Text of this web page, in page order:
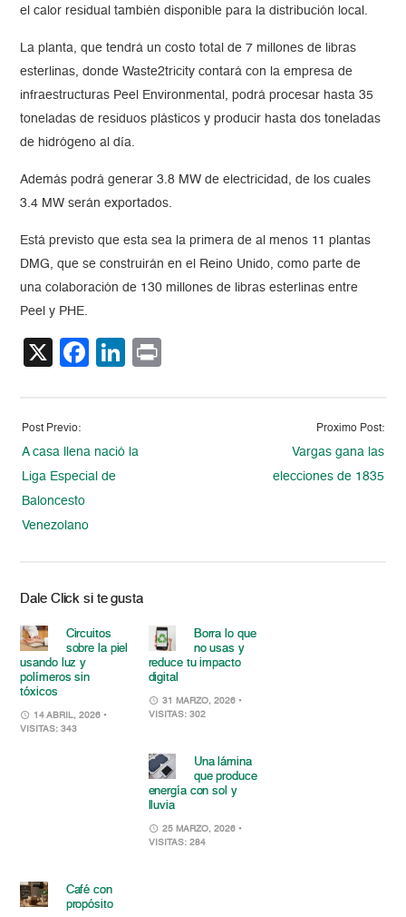
el calor residual también disponible para la distribución local.
La planta, que tendrá un costo total de 7 millones de libras
esterlinas, donde Waste2tricity contará con la empresa de
infraestructuras Peel Environmental, podrá procesar hasta 35
toneladas de residuos plásticos y producir hasta dos toneladas
de hidrógeno al día.
Además podrá generar 3.8 MW de electricidad, de los cuales
3.4 MW serán exportados.
Está previsto que esta sea la primera de al menos 11 plantas
DMG, que se construirán en el Reino Unido, como parte de
una colaboración de 130 millones de libras esterlinas entre
Peel y PHE.
X Facebook
LinkedIn
Post Previo:
A casa llena nació la
Liga Especial de
Baloncesto
Venezolano
Proximo Post:
Vargas gana las
elecciones de 1835
Dale Click si te gusta
Circuitos
sobre la piel
usando luz y
polímeros sin
tóxicos
14 ABRIL, 2026 •
VISITAS: 343
Borra lo que
no usas y
reduce tu impacto
digital
31 MARZO, 2026 •
VISITAS: 302
Una lámina
que produce
energía con sol y
lluvia
25 MARZO, 2026 •
VISITAS: 284
Café con
propósito